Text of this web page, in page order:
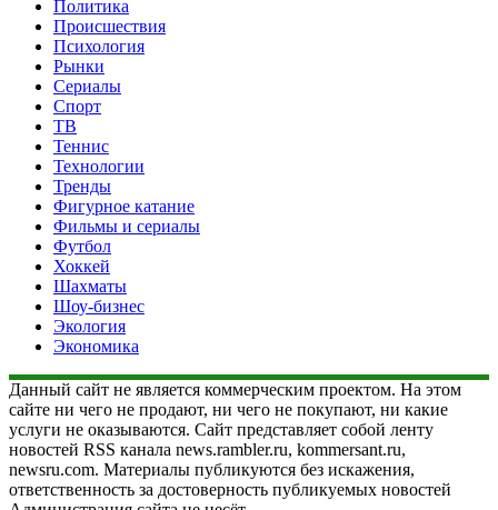
Политика
Происшествия
Психология
Рынки
Сериалы
Спорт
ТВ
Теннис
Технологии
Тренды
Фигурное катание
Фильмы и сериалы
Футбол
Хоккей
Шахматы
Шоу-бизнес
Экология
Экономика
Данный сайт не является коммерческим проектом. На этом
сайте ни чего не продают, ни чего не покупают, ни какие
услуги не оказываются. Сайт представляет собой ленту
новостей RSS канала news.rambler.ru, kommersant.ru,
newsru.com. Материалы публикуются без искажения,
ответственность за достоверность публикуемых новостей